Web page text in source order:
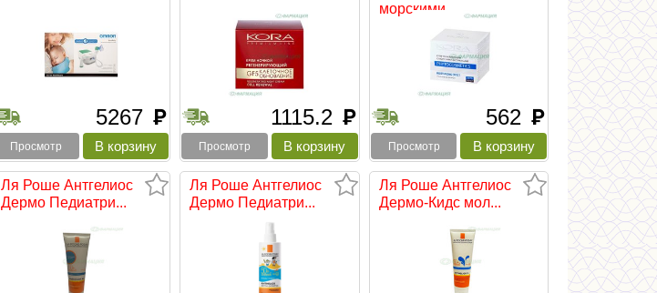
5267 руб
Просмотр
1115.2 руб
Просмотр
морскими...
562 руб
Просмотр
Ля Роше Антгелиос
Дермо Педиатри...
Ля Роше Антгелиос
Дермо Педиатри...
Ля Роше Антгелиос
Дермо-Кидс мол...